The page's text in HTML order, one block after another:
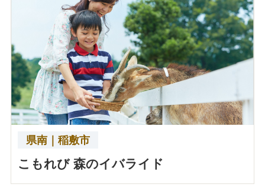
県南｜稲敷市
こもれび 森のイバライド